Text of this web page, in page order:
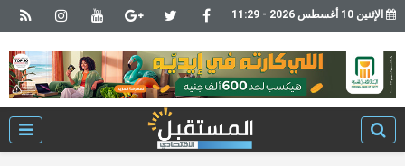
الإثنين 10 أغسطس 2026 - 11:29